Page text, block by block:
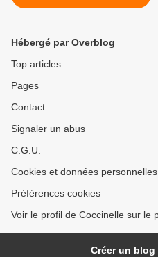
Hébergé par Overblog
Top articles
Pages
Contact
Signaler un abus
C.G.U.
Cookies et données personnelles
Préférences cookies
Voir le profil de Coccinelle sur le
Créer un